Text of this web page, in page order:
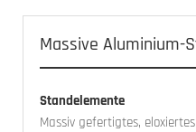
Massive Aluminium-
Standelemente
Massiv gefertigtes,